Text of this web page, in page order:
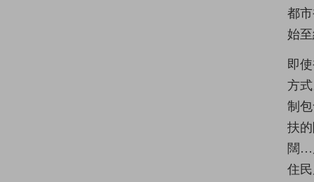
都
始
即
方
制
扶
闊…
住